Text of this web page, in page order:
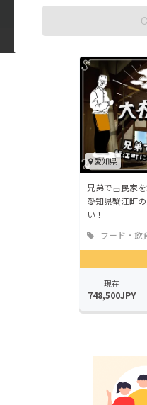
愛知県
兄弟で古民家
愛知県蟹江町
い！
フード・飲
現在
748,500JPY